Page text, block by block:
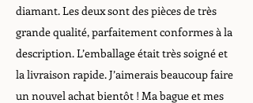
diamant. Les deux sont des pièces de très
grande qualité, parfaitement conformes à la
description. L’emballage était très soigné et
la livraison rapide. J’aimerais beaucoup faire
un nouvel achat bientôt ! Ma bague et mes